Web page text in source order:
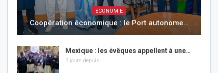
ÉCONOMIE
Coopération économique : le Port autonome…
Mexique : les évêques appellent à une…
3 jours depuis